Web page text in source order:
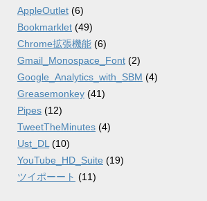
AppleOutlet (6)
Bookmarklet (49)
Chrome拡張機能 (6)
Gmail_Monospace_Font (2)
Google_Analytics_with_SBM (4)
Greasemonkey (41)
Pipes (12)
TweetTheMinutes (4)
Ust_DL (10)
YouTube_HD_Suite (19)
ツイポーート (11)